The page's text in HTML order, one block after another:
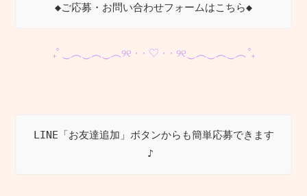
◆ご応募・お問い合わせフォームはこちら◆
₊˚ ‿︵‿︵‿︵୨୧ · · ♡ · · ୨୧‿︵‿︵‿︵ ˚₊
LINE「お友達追加」ボタンからも簡単応募できます
♪